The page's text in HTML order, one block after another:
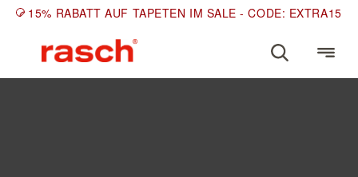
15% RABATT AUF TAPETEN IM SALE - CODE: EXTRA15